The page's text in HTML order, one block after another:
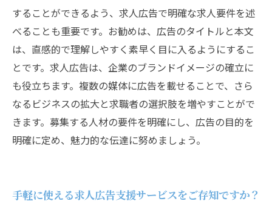
することができるよう、求人広告で明確な求人要件を述
べることも重要です。お勧めは、広告のタイトルと本文
は、直感的で理解しやすく素早く目に入るようにするこ
とです。求人広告は、企業のブランドイメージの確立に
も役立ちます。複数の媒体に広告を載せることで、さら
なるビジネスの拡大と求職者の選択肢を増やすことがで
きます。募集する人材の要件を明確にし、広告の目的を
明確に定め、魅力的な伝達に努めましょう。
手軽に使える求人広告支援サービスをご存知ですか？